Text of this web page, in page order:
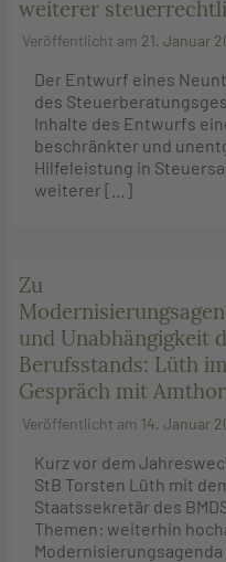
weiterer
Veröffentlicht am 21. Januar
Der Entwurf eines
des
Inhalte des Entwurfs
beschränkter und
Hilfeleistung in
weiterer […]
Zu
und Unabhängigkeit
Berufsstands: Lüth im
Gespräch mit Amthor
Veröffentlicht am 14. Januar
Kurz vor dem
StB Torsten Lüth mit
Staatssekretär des
Themen: weiterhin